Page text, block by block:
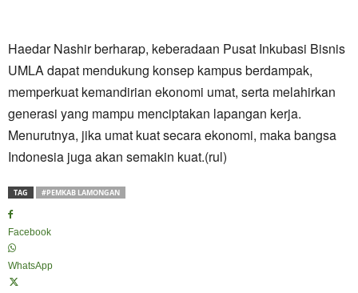
Haedar Nashir berharap, keberadaan Pusat Inkubasi Bisnis
UMLA dapat mendukung konsep kampus berdampak,
memperkuat kemandirian ekonomi umat, serta melahirkan
generasi yang mampu menciptakan lapangan kerja.
Menurutnya, jika umat kuat secara ekonomi, maka bangsa
Indonesia juga akan semakin kuat.(rul)
TAG #PEMKAB LAMONGAN
Facebook
WhatsApp